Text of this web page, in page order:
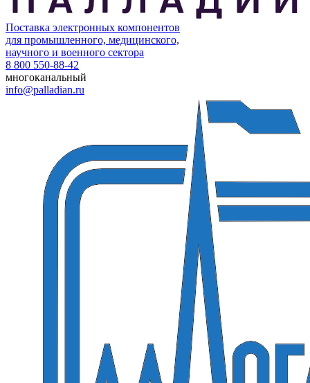
Поставка электронных компонентов
для промышленного, медицинского,
научного и военного сектора
8 800 550-88-42
многоканальный
info@palladian.ru